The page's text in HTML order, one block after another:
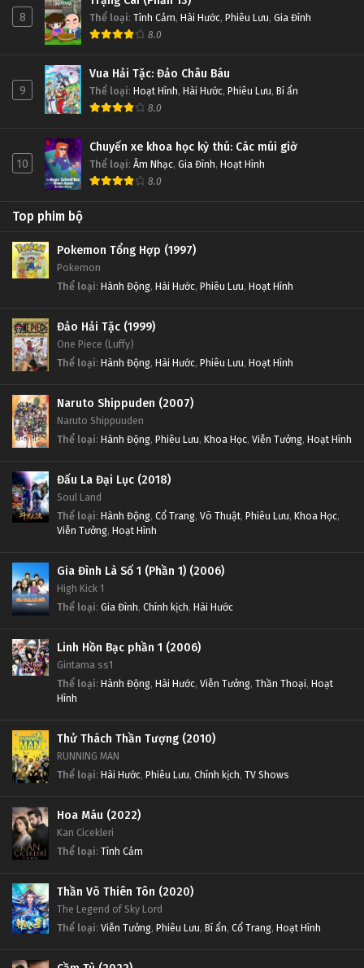
8 Thể loại: Tình Cảm, Hài Hước, Phiêu Lưu, Gia Đình
8.0
9
Vua Hải Tặc: Đảo Châu Báu
Thể loại: Hoạt Hình, Hài Hước, Phiêu Lưu, Bí ẩn
8.0
10
Chuyến xe khoa học kỳ thú: Các múi giờ
Thể loại: Âm Nhạc, Gia Đình, Hoạt Hình
8.0
Top phim bộ
Pokemon Tổng Hợp (1997)
Pokemon
Thể loại: Hành Động, Hài Hước, Phiêu Lưu, Hoạt Hình
Đảo Hải Tặc (1999)
One Piece (Luffy)
Thể loại: Hành Động, Hài Hước, Phiêu Lưu, Hoạt Hình
Naruto Shippuden (2007)
Naruto Shippuuden
Thể loại: Hành Động, Phiêu Lưu, Khoa Học, Viễn Tưởng, Hoạt Hình
Đấu La Đại Lục (2018)
Soul Land
Thể loại: Hành Động, Cổ Trang, Võ Thuật, Phiêu Lưu, Khoa Học,
Viễn Tưởng, Hoạt Hình
Gia Đình Là Số 1 (Phần 1) (2006)
High Kick 1
Thể loại: Gia Đình, Chính kịch, Hài Hước
Linh Hồn Bạc phần 1 (2006)
Gintama ss1
Thể loại: Hành Động, Hài Hước, Viễn Tưởng, Thần Thoại, Hoạt
Hình
Thử Thách Thần Tượng (2010)
RUNNING MAN
Thể loại: Hài Hước, Phiêu Lưu, Chính kịch, TV Shows
Hoa Máu (2022)
Kan Cicekleri
Thể loại: Tình Cảm
Thần Võ Thiên Tôn (2020)
The Legend of Sky Lord
Thể loại: Viễn Tưởng, Phiêu Lưu, Bí ẩn, Cổ Trang, Hoạt Hình